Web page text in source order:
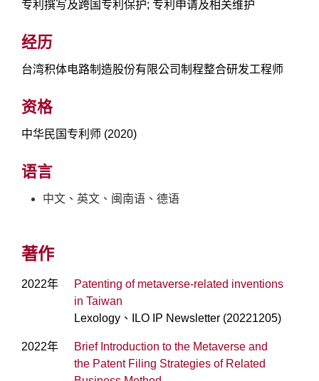
专利撰写及跨国专利保护; 专利申请及相关维护
经历
台湾积体电路制造股份有限公司制程整合研发工程师
资格
中华民国专利师 (2020)
语言
中文、英文、闽南语、德语
著作
2022年
Patenting of metaverse-related inventions
in Taiwan
Lexology、ILO IP Newsletter (20221205)
2022年
Brief Introduction to the Metaverse and
the Patent Filing Strategies of Related